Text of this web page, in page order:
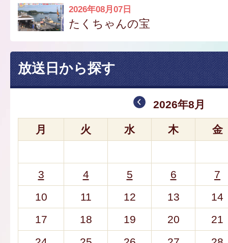
2026年08月07日
たくちゃんの宝
放送日から探す
2026年8月
月 火 水 木 金
3 4 5 6
7
10
11 12 13
14
17
18 19 20
21